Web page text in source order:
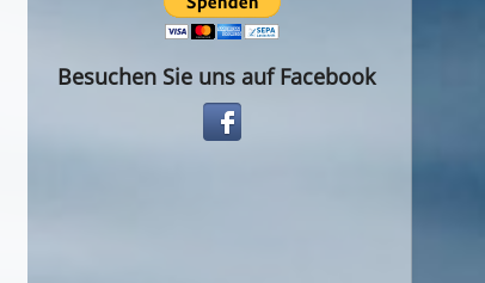
Besuchen Sie uns auf Facebook